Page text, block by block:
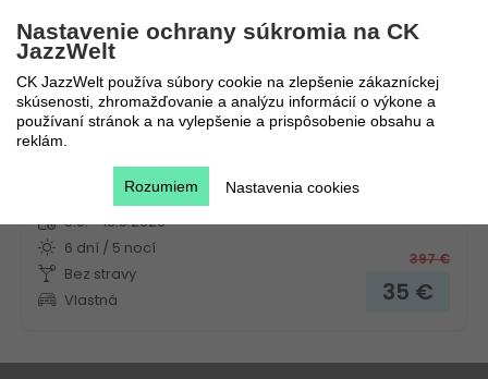
Novinka!
8.8. - 13.8.2026
6 dní / 5 nocí
Bez stravy
Vlastná
397€
35 €
Nastavenie ochrany súkromia na CK
JazzWelt
CK JazzWelt používa súbory cookie na zlepšenie zákazníckej
skúsenosti, zhromažďovanie a analýzu informácií o výkone a
používaní stránok a na vylepšenie a prispôsobenie obsahu a
reklám.
Nastavenia cookies
Rozumiem